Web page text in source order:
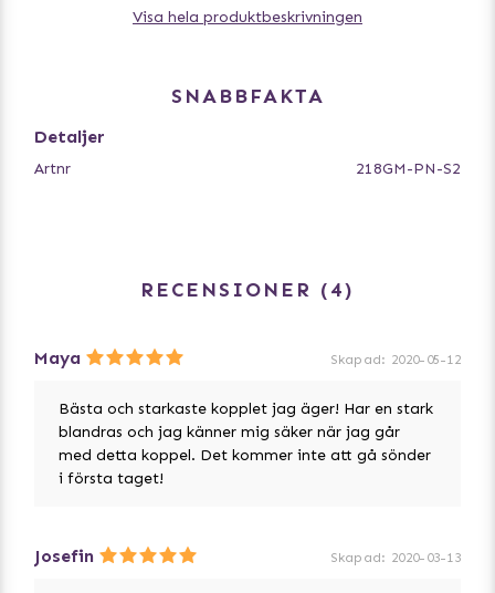
Bredd: 14 mmVisa hela produktbeskrivningen
SNABBFAKTA
Detaljer
Artnr 218GM-PN-S2
RECENSIONER 4
Maya Skapad: 2020-05-12
Bästa och starkaste kopplet jag äger! Har en stark
blandras och jag känner mig säker när jag går
med detta koppel. Det kommer inte att gå sönder
i första taget!
Josefin Skapad: 2020-03-13